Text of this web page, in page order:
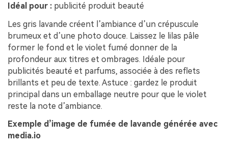
Idéal pour : publicité produit beauté
Les gris lavande créent l’ambiance d’un crépuscule
brumeux et d’une photo douce. Laissez le lilas pâle
former le fond et le violet fumé donner de la
profondeur aux titres et ombrages. Idéale pour
publicités beauté et parfums, associée à des reflets
brillants et peu de texte. Astuce : gardez le produit
principal dans un emballage neutre pour que le violet
reste la note d’ambiance.
Exemple d’image de fumée de lavande générée avec
media.io